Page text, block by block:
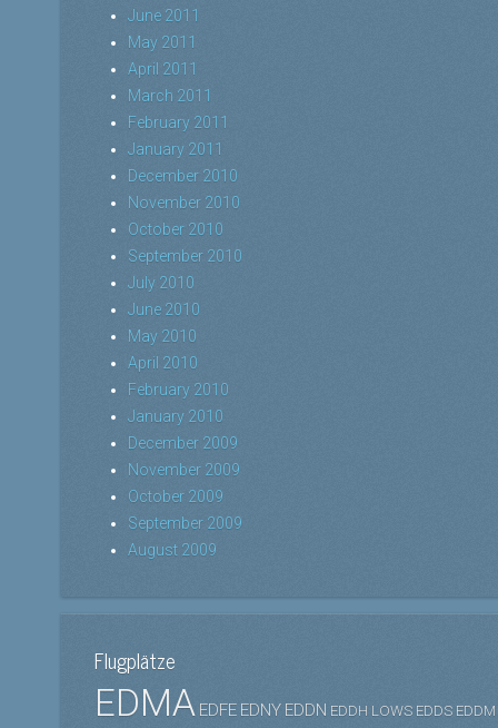
June 2011
May 2011
April 2011
March 2011
February 2011
January 2011
December 2010
November 2010
October 2010
September 2010
July 2010
June 2010
May 2010
April 2010
February 2010
January 2010
December 2009
November 2009
October 2009
September 2009
August 2009
Flugplätze
EDMA EDFE EDNY EDDN EDDH LOWS EDDS EDDM